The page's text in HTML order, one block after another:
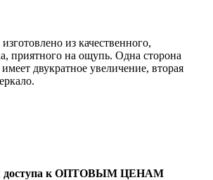
из качественного,
приятного на ощупь. Одна сторона
двукратное увеличение, вторая
доступа к ОПТОВЫМ ЦЕНАМ